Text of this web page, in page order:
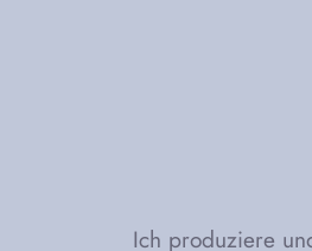
Ich produziere